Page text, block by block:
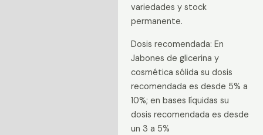
variedades y stock
permanente.
Dosis recomendada: En
Jabones de glicerina y
cosmética sólida su dosis
recomendada es desde 5% a
10%; en bases líquidas su
dosis recomendada es desde
un 3 a 5%